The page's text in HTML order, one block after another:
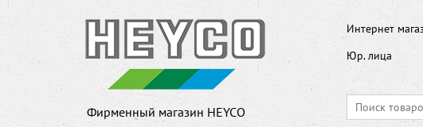
Фирменный магазин HEYCO
Интернет
Юр. лица